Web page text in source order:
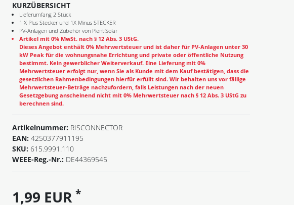
KURZÜBERSICHT
Lieferumfang 2 Stück
1 X Plus Stecker und 1X Minus STECKER
PV-Anlagen und Zubehör von PlentiSolar
Artikel mit 0% MwSt. nach § 12 Abs. 3 UStG.
Dieses Angebot enthält 0% Mehrwertsteuer und ist daher für PV-Anlagen unter 30
kW Peak für die wohnungsnahe Errichtung und private oder öffentliche Nutzung
bestimmt. Kein gewerblicher Weiterverkauf. Eine Lieferung mit 0%
Mehrwertsteuer erfolgt nur, wenn Sie als Kunde mit dem Kauf bestätigen, dass die
gesetzlichen Rahmenbedingungen hierfür erfüllt sind. Wir behalten uns vor fällige
Mehrwertsteuer-Beträge nachzufordern, falls Leistungen nach der neuen
Gesetzgebung anscheinend nicht mit 0% Mehrwertsteuer nach § 12 Abs. 3 UStG zu
berechnen sind.
Artikelnummer: RISCONNECTOR
EAN: 4250377911195
SKU: 615.9991.110
WEEE-Reg.-Nr.: DE44369545
1,99 EUR *